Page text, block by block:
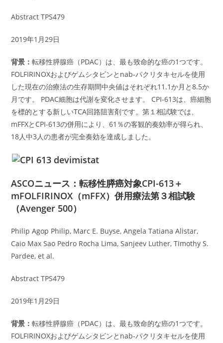
Abstract TPS479
2019年1月29日
背景：転移性膵腺癌（PDAC）は、最も致命的な癌の1つです。
FOLFIRINOXおよびゲムシタビンとnab-パクリタキセルを使用
した現在の治療法の生存期間中央値はそれぞれ11.1か月と8.5か
月です。 PDAC細胞は代謝を変化させます。 CPI-613は、癌細胞
を標的とする新しいTCA回路阻害剤です。第１相試験では、
mFFXとCPI-613の併用により、61％の客観的奏効率が得られ、
18人中3人の患者が完全奏効を達成しました。
ASCOニュース：転移性膵癌対象CPI-613＋
mFOLFIRINOX（mFFX）併用療法第３相試験
（Avenger 500）
Philip Agop Philip, Marc E. Buyse, Angela Tatiana Alistar,
Caio Max Sao Pedro Rocha Lima, Sanjeev Luther, Timothy S.
Pardee, et al.
Abstract TPS479
2019年1月29日
背景：転移性膵腺癌（PDAC）は、最も致命的な癌の1つです。
FOLFIRINOXおよびゲムシタビンとnab-パクリタキセルを使用